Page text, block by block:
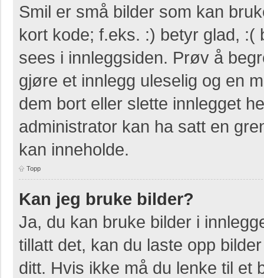
Smil er små bilder som kan
kort kode; f.eks. :) betyr glad,
sees i innleggsiden. Prøv å
gjøre et innlegg uleselig og en
dem bort eller slette innlegget
administrator kan ha satt en
kan inneholde.
Topp
Kan jeg bruke bilder?
Ja, du kan bruke bilder i
tillatt det, kan du laste opp
ditt. Hvis ikke må du lenke til et